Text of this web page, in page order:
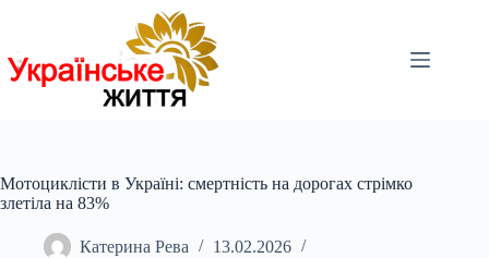
Мотоциклісти в Україні: смертність на дорогах стрімко
злетіла на 83%
Катерина Рева
13.02.2026